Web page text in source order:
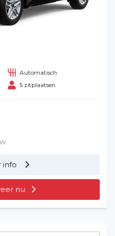
Automatisch
5 zitplaatsen
info
nu